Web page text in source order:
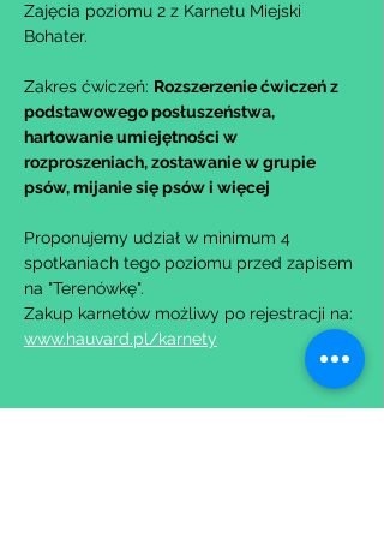
Zajęcia poziomu 2 z Karnetu Miejski
Bohater.
Zakres ćwiczeń: Rozszerzenie ćwiczeń z
podstawowego posłuszeństwa,
hartowanie umiejętności w
rozproszeniach, zostawanie w grupie
psów, mijanie się psów i więcej
Proponujemy udział w minimum 4
spotkaniach tego poziomu przed zapisem
na "Terenówkę".
Zakup karnetów możliwy po rejestracji na:
www.hauvard.pl/karnety